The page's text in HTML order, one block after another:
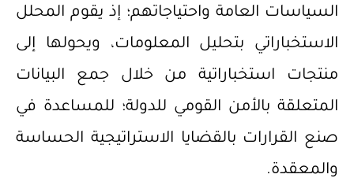
السياسات العامة واحتياجاتهم؛ إذ يقوم المحلل
الاستخباراتي بتحليل المعلومات، ويحولها إلى
منتجات استخباراتية من خلال جمع البيانات
المتعلقة بالأمن القومي للدولة؛ للمساعدة في
صنع القرارات بالقضايا الاستراتيجية الحساسة
والمعقدة.